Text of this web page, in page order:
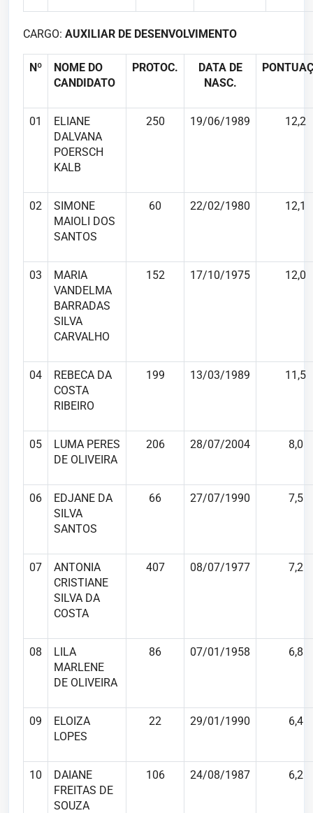
CARGO: AUXILIAR DE DESENVOLVIMENTO
Nº
NOME DO
CANDIDATO
PROTOC.
DATA DE
NASC.
01
ELIANE
DALVANA
POERSCH
KALB
250 19/06/1989 12,2
02
SIMONE
MAIOLI DOS
SANTOS
60 22/02/1980 12,1
03
MARIA
VANDELMA
BARRADAS
SILVA
CARVALHO
152 17/10/1975 12,0
04
REBECA DA
COSTA
RIBEIRO
199 13/03/1989 11,5
05
LUMA PERES
DE OLIVEIRA
206 28/07/2004 8,0
06
EDJANE DA
SILVA
SANTOS
66 27/07/1990 7,5
07
ANTONIA
CRISTIANE
SILVA DA
COSTA
407 08/07/1977 7,2
08
LILA
MARLENE
DE OLIVEIRA
86 07/01/1958 6,8
09
ELOIZA
LOPES
22 29/01/1990 6,4
10
DAIANE
FREITAS DE
SOUZA
106 24/08/1987 6,2